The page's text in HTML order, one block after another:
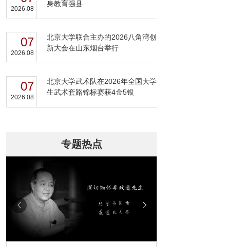
2026.08
身教育强县
07
2026.08
北京大学联合主办的2026八角湾创
新大会在山东烟台举行
07
2026.08
北京大学武术队在2026年全国大学
生武术套路锦标赛获4金5银
专题热点